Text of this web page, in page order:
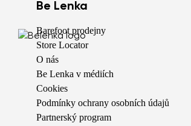
Be Lenka
Barefoot prodejny
Store Locator
O nás
Be Lenka v médiích
Cookies
Podmínky ochrany osobních údajů
Partnerský program